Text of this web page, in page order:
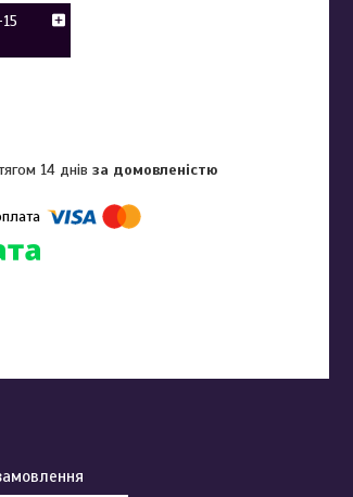
14 днівза домовленістю